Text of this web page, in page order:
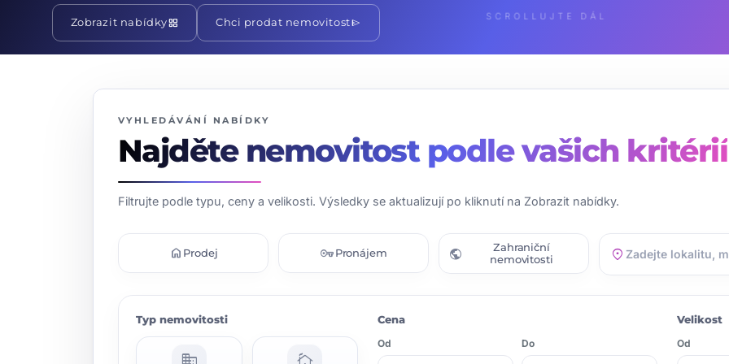
Zobrazit nabídkygrid_view Chci prodat nemovitostsend SCROLLUJTE DÁL
VYHLEDÁVÁNÍ NABÍDKY
Najděte nemovitost podle vašich kritérií
Filtrujte podle typu, ceny a velikosti. Výsledky se aktualizují po kliknutí na Zobrazit nabídky.
home Prodej vpn_keyPronájem public
Zahraniční
nemovitosti
location_on
Typ nemovitosti Cena
Od Do
Velikost
Od